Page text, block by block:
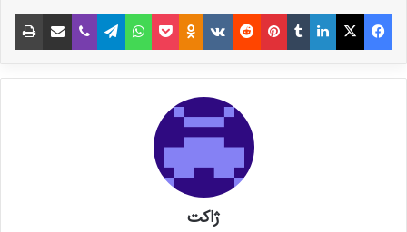
کپی لینک
فیس بوک X لینکدین
‫تامبلر‫پین‌ترست
‫رددیت‫VKontakte
‫Odnoklassniki
پاکتواتس آپ تلگراموایبر اشتراک گذاری از طریق ایمیل
ژاکت